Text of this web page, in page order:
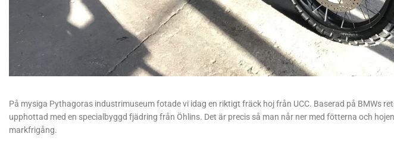
På mysiga Pythagoras industrimuseum fotade vi idag en riktigt fräck hoj från UCC. Baserad på BMWs
upphottad med en specialbyggd fjädring från Öhlins. Det är precis så man når ner med fötterna och
markfrigång.